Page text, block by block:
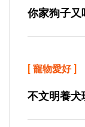
你家狗子又
[ 寵物愛好]
不文明養犬